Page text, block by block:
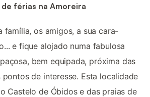
de férias na Amoreira
família, os amigos, a sua cara-
e fique alojado numa fabulosa
bem equipada, próxima das
de interesse. Esta localidade
Castelo de Óbidos e das praias de